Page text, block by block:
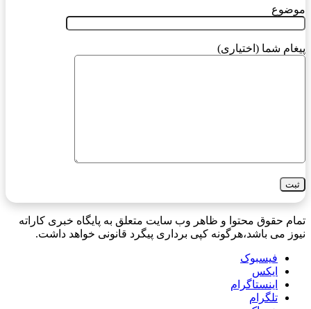
موضوع
پیغام شما (اختیاری)
تمام حقوق محتوا و ظاهر وب سایت متعلق به پایگاه خبری کاراته
نیوز می باشد،هرگونه کپی برداری پیگرد قانونی خواهد داشت.
فیسبوک
ایکس
اینستاگرام
تلگرام